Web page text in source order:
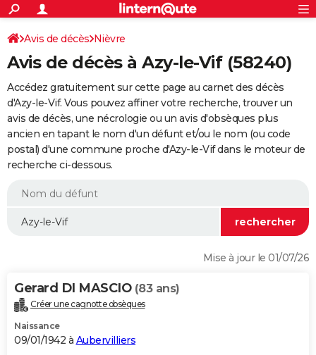
ACTUALITÉS
Politique
Société
Faits Divers
Education
Monde
Villes
+
SPORT
Coupe du monde 2026
Football
Tennis
Cyclisme
Rugby
Forum
Programme TV
TNT
Streaming
Cinéma
Sorties cinéma
Musique
+
FINANCE
Retraite
Impôts
Epargne
Immobilier
Risques naturels par ville
Banque
Assurance
Crédit
AUTO
Essais
Réserver un essai
Citadines
Berlines
SUV
Forum auto
+HIGH-TECH
BRICOLAGE
WEEK-END
Alimentation
Guide de la santé
Maladies
Médicaments
Sommeil
VOYAGE
Destinations
City break
Voyage nature
Voyage de noces
Forum
Climat
+PHOTO
Avis de décès Nièvre
Avis de décès à Azy-le-Vif (58240)
Accédez gratuitement sur cette page au carnet des décès
d'Azy-le-Vif. Vous pouvez affiner votre recherche, trouver un
avis de décès, une nécrologie ou un avis d'obsèques plus
ancien en tapant le nom d'un défunt et/ou le nom (ou code
postal) d'une commune proche d'Azy-le-Vif dans le moteur de
recherche ci-dessous.
Mise à jour le 01/07/26
Gerard DI MASCIO (83 ans)
Créer une cagnotte obsèques
Naissance
09/01/1942 à Aubervilliers